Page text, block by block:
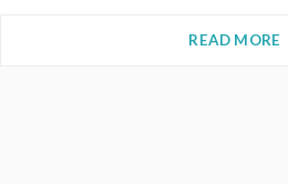
READ MORE